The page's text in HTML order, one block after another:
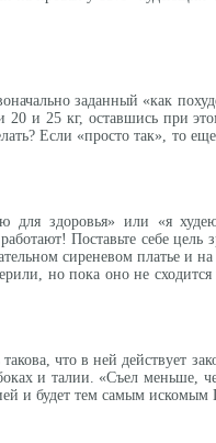
заданный «как
и 25 кг, оставшись при
Если «просто так», то
для здоровья» или «я
Поставьте себе
сиреневом платье и
но пока оно не
что в ней действует
и талии. «Съел меньше,
и будет тем самым